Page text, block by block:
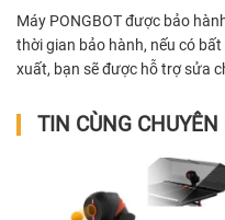
Máy PONGBOT được bảo
thời gian bảo hành, nếu có
xuất, bạn sẽ được hỗ trợ sửa
TIN CÙNG CHUYÊN